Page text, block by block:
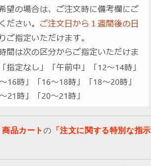
商品カート の 「注文に関する特別な指